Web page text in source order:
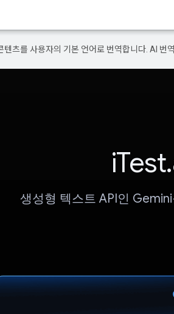
츠를 사용자의 기본 언어로 번역합니다. AI 번
생성형 텍스트 API인